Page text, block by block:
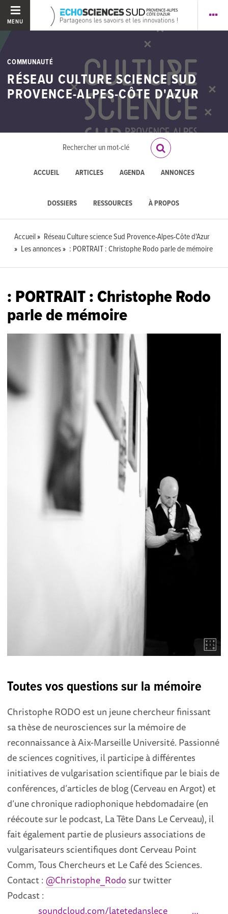
MENU
COMMUNAUTÉ
RÉSEAU CULTURE SCIENCE SUD
PROVENCE-ALPES-CÔTE D'AZUR
ACCUEIL ARTICLES AGENDA ANNONCES
DOSSIERS RESSOURCES À PROPOS
Accueil
Réseau Culture science Sud Provence-Alpes-Côte d'Azur
Les annonces
: PORTRAIT : Christophe Rodo parle de mémoire
: PORTRAIT : Christophe Rodo
parle de mémoire
Toutes vos questions sur la mémoire
Christophe RODO est un jeune chercheur finissant
sa thèse de neurosciences sur la mémoire de
reconnaissance à Aix-Marseille Université. Passionné
de sciences cognitives, il participe à différentes
initiatives de vulgarisation scientifique par le biais de
conférences, d’articles de blog (Cerveau en Argot) et
d’une chronique radiophonique hebdomadaire (en
réécoute sur le podcast, La Tête Dans Le Cerveau), il
fait également partie de plusieurs associations de
vulgarisateurs scientifiques dont Cerveau Point
Comm, Tous Chercheurs et Le Café des Sciences.
Contact :@Christophe_Rodo sur twitter
Podcast :
soundcloud.com/latetedanslece
…